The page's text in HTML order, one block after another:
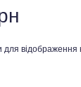
для відображення